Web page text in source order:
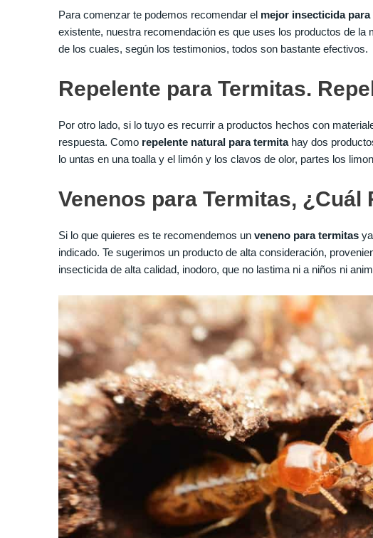
Para comenzar te podemos recomendar el mejor insecticida
existente, nuestra recomendación es que uses los productos de
de los cuales, según los testimonios, todos son bastante efectivos.
Repelente para Termitas.
Por otro lado, si lo tuyo es recurrir a productos hechos con
respuesta. Como repelente natural para termitahay dos
lo untas en una toalla y el limón y los clavos de olor, partes los
Venenos para Termitas, ¿Cuál
Si lo que quieres es te recomendemos un veneno para termitas
indicado. Te sugerimos un producto de alta consideración,
insecticida de alta calidad, inodoro, que no lastima ni a niños ni